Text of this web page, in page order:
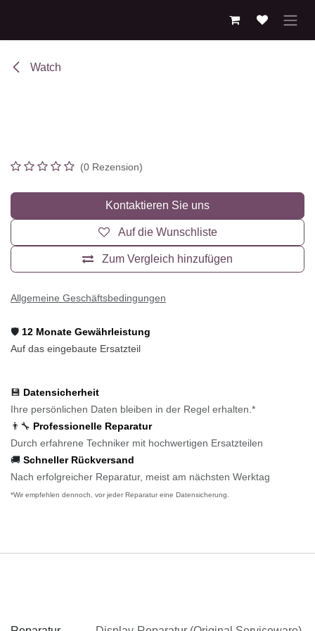
Watch
(0 Rezension)
Kontaktieren Sie uns
Zum Vergleich hinzufügen
Auf die Wunschliste
Allgemeine Geschäftsbedingungen
🛡️ 12 Monate Gewährleistung
Auf das eingebaute Ersatzteil
💾 Datensicherheit
Ihre persönlichen Daten bleiben in der Regel erhalten.*
👨‍🔧 Professionelle Reparatur
Durch erfahrene Techniker mit hochwertigen Ersatzteilen
🚚 Schneller Rückversand
Nach erfolgreicher Reparatur, meist am nächsten Werktag
*Wir empfehlen dennoch, vor jeder Reparatur eine Datensicherung.